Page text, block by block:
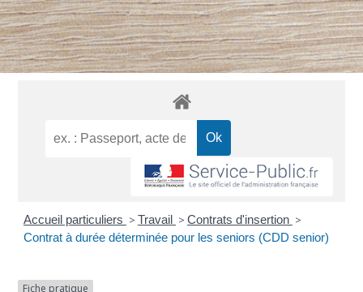
Accueil particuliers > Travail > Contrats d'insertion >
Contrat à durée déterminée pour les seniors (CDD senior)
Fiche pratique